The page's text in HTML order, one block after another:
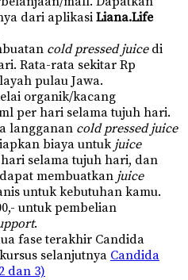
dari aplikasi Liana.Life
cold pressed juicedi
Rata-rata sekitar Rp
pulau Jawa.
organik/kacang
per hari selama tujuh hari.
langganan cold pressed juice
biaya untuk juice
selama tujuh hari, dan
membuatkan juice
untuk kebutuhan kamu.
untuk pembelian
.
fase terakhir Candida
selanjutnya Candida
dan 3)